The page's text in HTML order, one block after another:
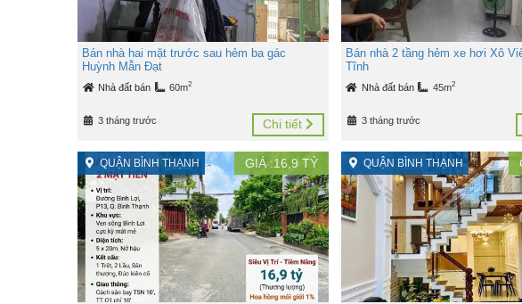
Bán nhà hai mặt trước sau hẻm ba gác
Huỳnh Mẫn Đạt
Nhà đất bán 60m2
3 tháng trước Chi tiết
Bán nhà 2 tầng hẻm xe hơi Xô
Tĩnh
Nhà đất bán 45m2
3 tháng trước
QUẬN BÌNH THẠNH GIÁ :16,9TỶ QUẬN BÌNH THẠNH